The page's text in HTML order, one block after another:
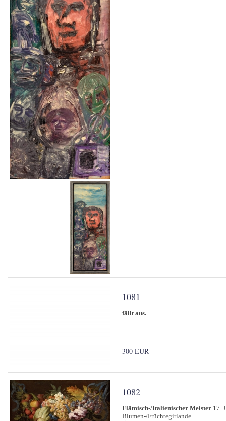
1081
fällt aus.
300 EUR
1082
Flämisch-/Italienischer Meister 17.
Blumen-/Früchtegirlande.